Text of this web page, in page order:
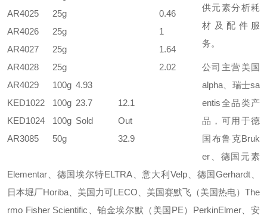
AR4025
25g
0.46
AR4026
25g
1
AR4027
25g
1.64
AR4028
25g
2.02
AR4029
100g 4.93
KED1022
100g 23.7
12.1
KED1024
100g Sold
Out
AR3085
50g 32.9
供元素分析耗
材及配件服
务。
公司主营美国
alpha、瑞士sa
entis全品类产
品，可用于德
国布鲁克Bruk
er、德国元素
Elementar、德国埃尔特ELTRA、意大利Velp、德国Gerhardt、
日本堀厂Horiba、美国力可LECO、美国赛默飞（美国热电）The
rmo Fisher Scientific、铂金埃尔默（美国PE）PerkinElmer、安